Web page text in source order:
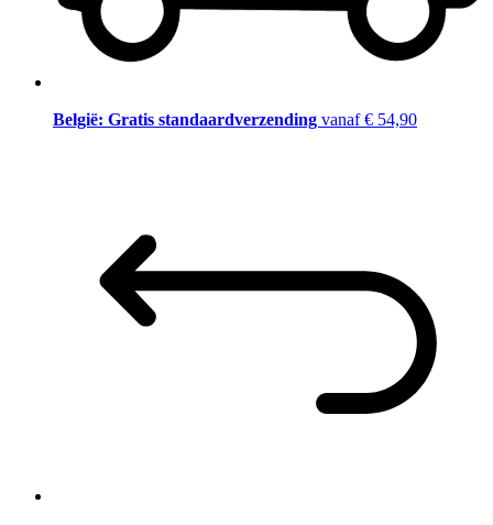
België: Gratis standaardverzending vanaf € 54,90